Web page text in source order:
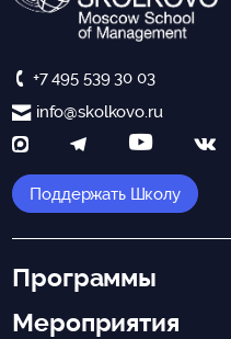
+7 495 539 30 03
info@skolkovo.ru
Поддержать Школу
Программы
Мероприятия